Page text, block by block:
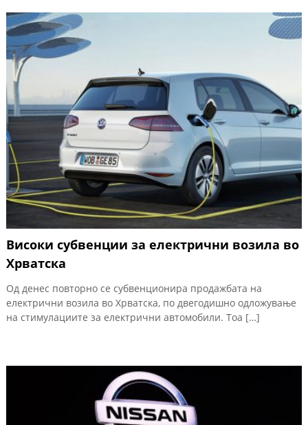
Високи субвенции за електрични возила во
Хрватска
Од денес повторно се субвенционира продажбата на
електрични возила во Хрватска, по двегодишно одложување
на стимулациите за електрични автомобили. Тоа […]